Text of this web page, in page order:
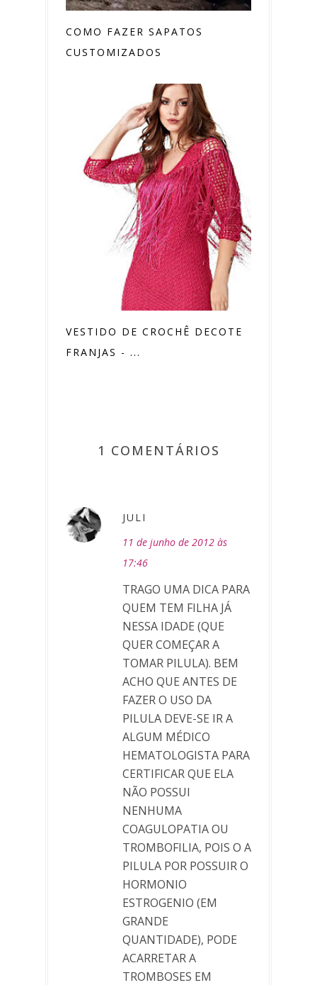
COMO FAZER SAPATOS
CUSTOMIZADOS
VESTIDO DE CROCHÊ DECOTE
FRANJAS - ...
1 COMENTÁRIOS
JULI
11 de junho de 2012 às
17:46
TRAGO UMA DICA PARA
QUEM TEM FILHA JÁ
NESSA IDADE (QUE
QUER COMEÇAR A
TOMAR PILULA). BEM
ACHO QUE ANTES DE
FAZER O USO DA
PILULA DEVE-SE IR A
ALGUM MÉDICO
HEMATOLOGISTA PARA
CERTIFICAR QUE ELA
NÃO POSSUI
NENHUMA
COAGULOPATIA OU
TROMBOFILIA, POIS O A
PILULA POR POSSUIR O
HORMONIO
ESTROGENIO (EM
GRANDE
QUANTIDADE), PODE
ACARRETAR A
TROMBOSES EM